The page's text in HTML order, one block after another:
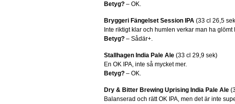
Betyg? – OK.
Bryggeri Fängelset Session IPA (33 cl 26,5
Inte riktigt klar och humlen verkar man ha
Betyg? – Sådär+.
Stallhagen India Pale Ale (33 cl 29,9 sek)
En OK IPA, inte så mycket mer.
Betyg? – OK.
Dry & Bitter Brewing Uprising India Pale Ale
Balanserad och rätt OK IPA, men det är inte